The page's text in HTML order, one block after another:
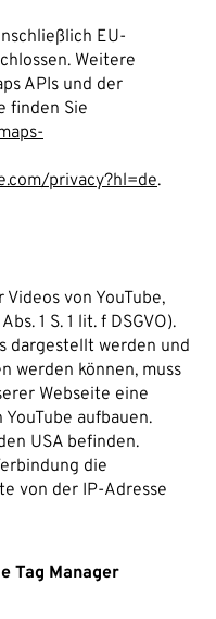
EU-
Weitere
APIs und der
finden Sie
privacy?hl=de.
von YouTube,
1 S. 1 lit. f DSGVO).
dargestellt werden und
werden können, muss
Webseite eine
aufbauen.
USA befinden.
die
von der IP-Adresse
Tag Manager